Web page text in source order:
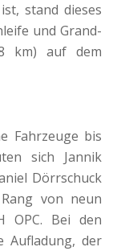
stand dieses
und Grand-
km) auf dem
Fahrzeuge bis
sich Jannik
Dörrschuck
von neun
OPC. Bei den
Aufladung, der